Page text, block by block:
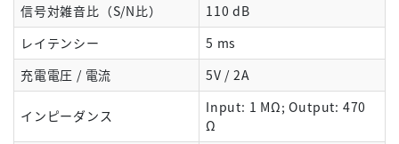
信号対雑音比（S/N比）
110 dB
レイテンシー
5 ms
充電電圧 / 電流
5V / 2A
インピーダンス
Input: 1 MΩ; Output: 470
Ω